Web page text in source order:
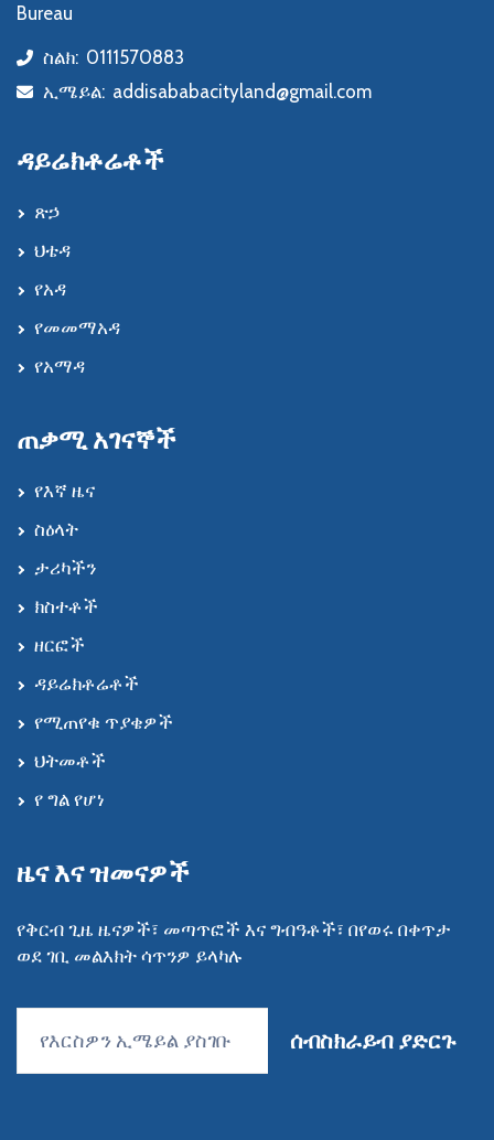
Bureau
icon
ስልክ: 0111570883
icon
ኢሜይል: addisababacityland@gmail.com
ዳይሬክቶሬቶች
ጽኃ
ህቴዳ
የአዳ
የመመማአዳ
የአማዳ
ጠቃሚ አገናኞች
የእኛ ዜና
ስዕላት
ታሪካችን
ክስተቶች
ዘርፎች
ዳይሬክቶሬቶች
የሚጠየቁ ጥያቄዎች
ህትመቶች
የ ግል የሆነ
ዜና እና ዝመናዎች
የቅርብ ጊዜ ዜናዎች፣ መጣጥፎች እና ግብዓቶች፣ በየወሩ በቀጥታ
ወደ ገቢ መልእክት ሳጥንዎ ይላካሉ
ሰብስክራይብ ያድርጉ